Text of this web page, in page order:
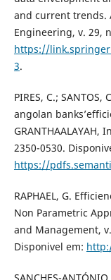
and current trends.
Engineering, v. 29,
https://
3.
PIRES, C.;
angolan
GRANTHAALAYAH,
2350-0530.
https://
RAPHAEL, G.
Non Parametric
and Management,
Disponivel em: